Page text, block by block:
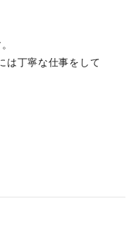
は丁寧な仕事をして